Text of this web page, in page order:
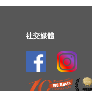
社交媒體